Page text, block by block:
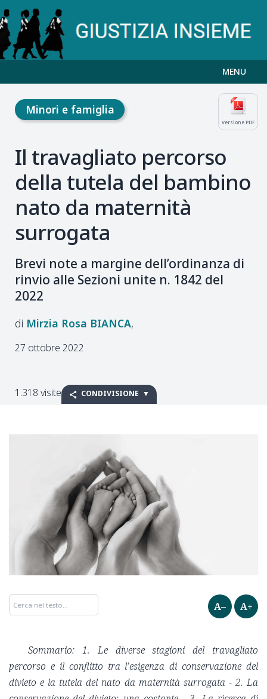
MENU
Versione PDF
Minori e famiglia
Il travagliato percorso
della tutela del bambino
nato da maternità
surrogata
Brevi note a margine dell’ordinanza di
rinvio alle Sezioni unite n. 1842 del
2022
Mirzia Rosa BIANCA
27 ottobre 2022
1.318 visite CONDIVISIONE
A– A+
Sommario: 1. Le diverse stagioni del travagliato
percorso e il conflitto tra l’esigenza di conservazione del
divieto e la tutela del nato da maternità surrogata - 2. La